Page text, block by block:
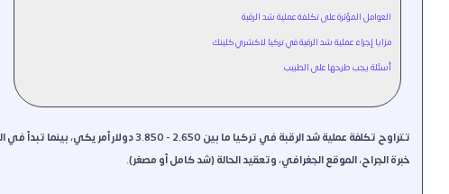
العوامل المؤثرة على تكلفة عملية شد الرقبة
مزايا إجراء عملية شد الرقبة في تركيا لاكشري كلينك
أسئلة يجب طرحها على الطبيب
خبرة الجراح، الموقع الجغرافي، وتعقيد الحالة (شد كامل أو مصغر).